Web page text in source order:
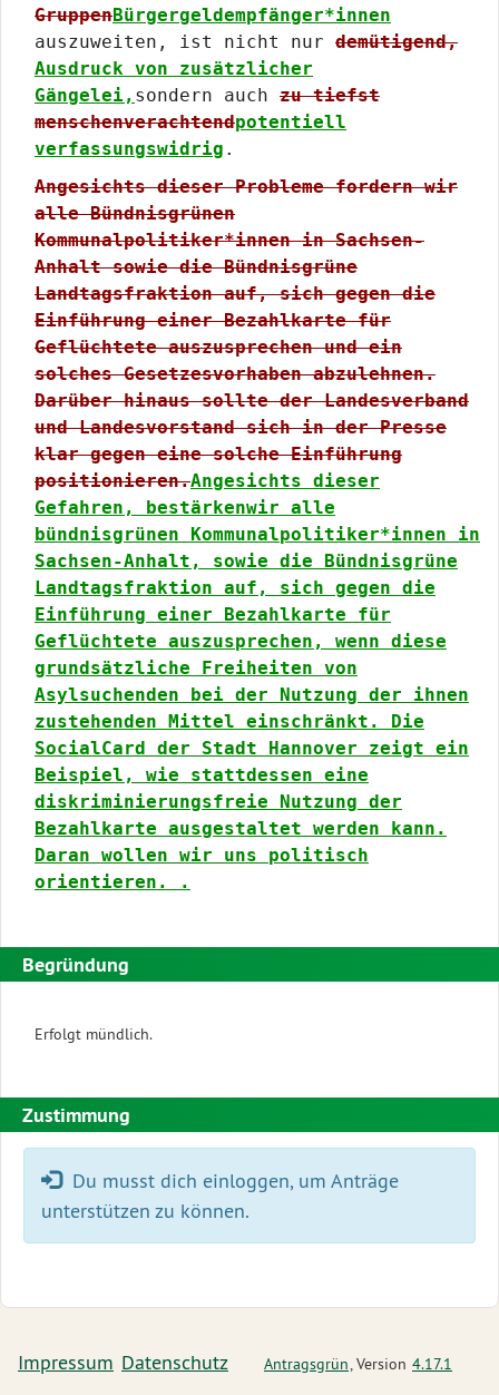
GruppenBürgergeldempfänger*innen
auszuweiten, ist nicht nur demütigend,
Ausdruck von zusätzlicher
Gängelei, sondern auch zu tiefst
menschenverachtendpotentiell
verfassungswidrig .
Angesichts dieser Probleme fordern wir
alle Bündnisgrünen
Kommunalpolitiker*innen in Sachsen-
Anhalt sowie die Bündnisgrüne
Landtagsfraktion auf, sich gegen die
Einführung einer Bezahlkarte für
Geflüchtete auszusprechen und ein
solches Gesetzesvorhaben abzulehnen.
Darüber hinaus sollte der Landesverband
und Landesvorstand sich in der Presse
klar gegen eine solche Einführung
positionieren.Angesichts dieser
Gefahren, bestärkenwir alle
bündnisgrünen Kommunalpolitiker*innen in
Sachsen-Anhalt, sowie die Bündnisgrüne
Landtagsfraktion auf, sich gegen die
Einführung einer Bezahlkarte für
Geflüchtete auszusprechen, wenn diese
grundsätzliche Freiheiten von
Asylsuchenden bei der Nutzung der ihnen
zustehenden Mittel einschränkt. Die
SocialCard der Stadt Hannover zeigt ein
Beispiel, wie stattdessen eine
diskriminierungsfreie Nutzung der
Bezahlkarte ausgestaltet werden kann.
Daran wollen wir uns politisch
orientieren. .
Begründung
Erfolgt mündlich.
Zustimmung
Fehler:
Du musst dich einloggen, um Anträge
unterstützen zu können.
Impressum Datenschutz Antragsgrün, Version 4.17.1